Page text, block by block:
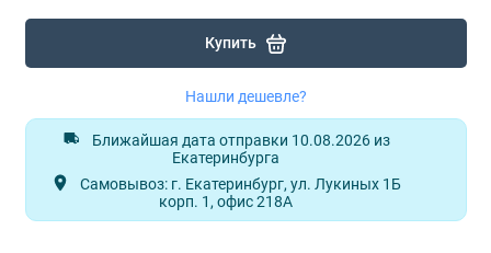
Купить
Нашли дешевле?
Ближайшая дата отправки 10.08.2026 из
Екатеринбурга
Самовывоз: г. Екатеринбург, ул. Лукиных 1Б
корп. 1, офис 218А